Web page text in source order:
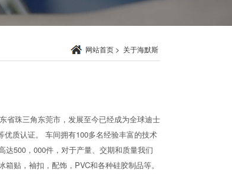
网站首页 > 关于海默斯
省珠三角东莞市，发展至今已经成为全球迪士
质认证。 车间拥有100多名经验丰富的技术
500，000件，对于产量、交期和质量我们
贴，袖扣，配饰，PVC和各种硅胶制品等。